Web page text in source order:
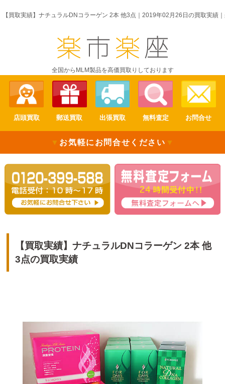
【買取実績】ナチュラルDNコラーゲン 2本 他3点｜2019年02月26日の買取実績
全国からMLM製品を高価買取りしております
店頭買取 郵送買取 出張買取 無料査定 お問合せ
▼ お気軽にお問合せください ▼
【買取実績】ナチュラルDNコラーゲン 2本 他
3点の買取実績